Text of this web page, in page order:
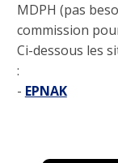
MDPH (pas
commission
Ci-dessous les
:
- EPNAK